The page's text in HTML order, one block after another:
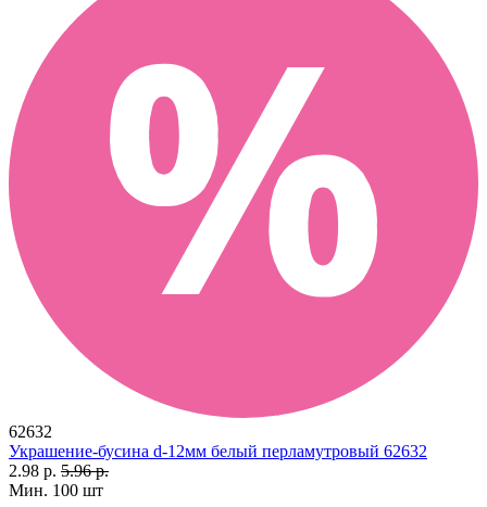
62632
Украшение-бусина d-12мм белый перламутровый 62632
2.98 р. 5.96 р.
Мин. 100 шт